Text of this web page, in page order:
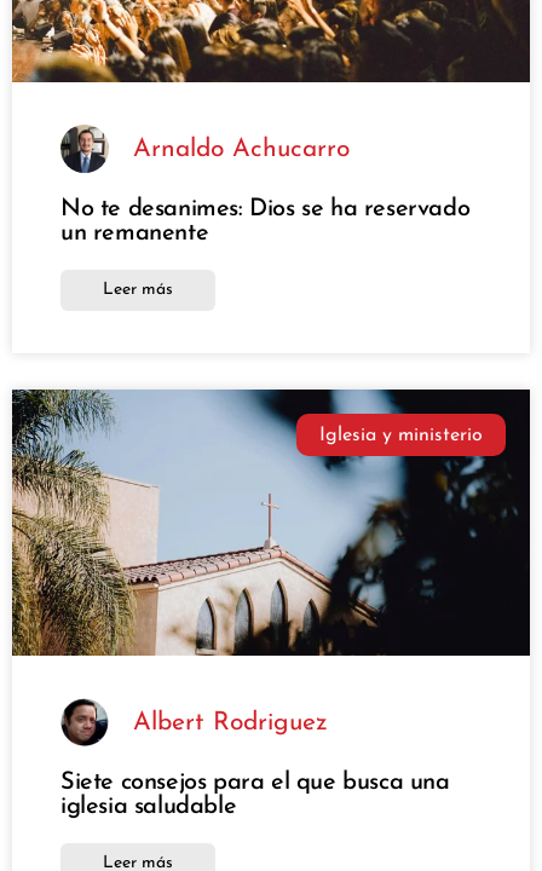
Arnaldo Achucarro
No te desanimes: Dios se ha reservado
un remanente
Leer más
Iglesia y ministerio
Albert Rodriguez
Siete consejos para el que busca una
iglesia saludable
Leer más